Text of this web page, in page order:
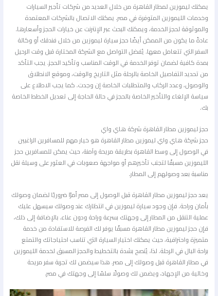
يمكنك ليموزين لمطار القاهرة من خلال العديد من شركات تأجير السيارات
وخدمات الليموزين المتوفرة في مصر. يمكنك الاتصال بالشركات المعتمدة
والموثوقة لحجز الخدمة، ويمكنك البحث عبر الإنترنت عن خيارات الحجز وأسعارها.
عادةً ما يكون من الممكن أيضًا حجز سيارة ليموزين من خلال فندقك أو وكالة
السفر التي تتعامل معها. يُفضل التواصل مع الشركة المختارة قبل وقت الرحيل
بمدة كافية لضمان توفر الخدمة في الوقت المناسب وتأكيد الحجز. يجب التأكد
من تحديد التفاصيل الخاصة بالرحلة مثل التاريخ والوقت، وموقع الانطلاق
والوصول، وعدد الركاب والمتطلبات الخاصة إن وجدت. كما يجب الاطلاع على
سياسة الإلغاء والتأخير الخاصة بالحجز في حالة الحاجة إلى تعديل الخطط الخاصة
حجز ليموزين مطار القاهرة شركة هاي واي
حجز شركة هاي واي ليموزين مطار القاهرة هو خيار مهم للمسافرين الراغبين
في الوصول إلى وسط القاهرة بطريقة مريحة وآمنة، حيث يمكن للمسافرين حجز
الليموزين مسبقًا لتجنب تأخيرهم أو مواجهة صعوبات في العثور على وسيلة نقل
مناسبة بعد وصولهم إلى المطار.
يعد حجز ليموزين مطار القاهرة قبل الوصول إلى مصر أمرًا ضروريًا لضمان وصولك
بأمان وراحة. فإن وجود سيارة ليموزين في انتظارك عند وصولك سيسهل عليك
عملية التنقل من المطار إلى وجهتك بسرعة وراحة ودون عناء. بالإضافة إلى ذلك،
فإن حجز ليموزين مطار القاهرة مسبقًا يوفر لك الفرصة للاستفادة من خدمة
متميزة واحترافية، حيث يمكنك اختيار السيارة التي تناسب احتياجاتك والتمتع
براحة البال في الرحلة. لذا، يُنصح بشدة بالتخطيط والحجز المسبق لخدمة الليموزين
في مطار القاهرة قبل وصولك إلى مصر. هذا سيضمن لك تجربة سفر مريحة
وخالية من الإجهاد، ويضمن لك وصولًا سلسًا إلى وجهتك في مصر.